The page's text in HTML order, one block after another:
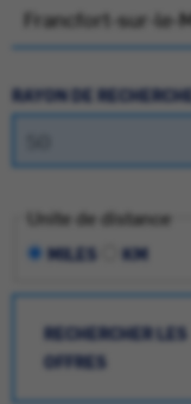
RAYON DE RECHERCHE
Unite de distance
MILES KM
RECHERCHER LES
OFFRES